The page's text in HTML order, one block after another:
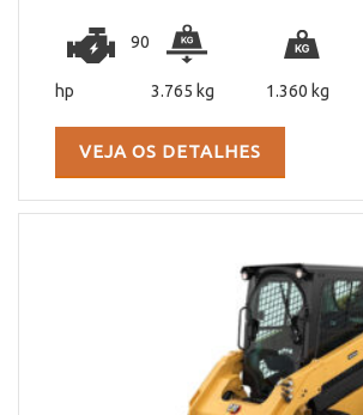
90
hp 3.765 kg 1.360 kg
VEJA OS DETALHES